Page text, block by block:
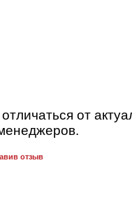
от
отзыв